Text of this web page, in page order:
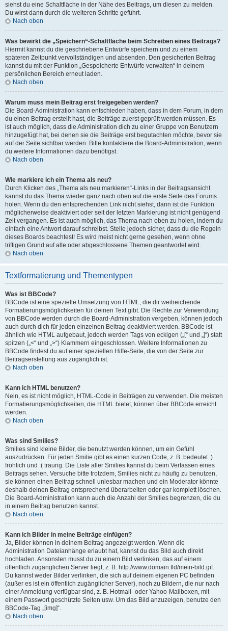
siehst du eine Schaltfläche in der Nähe des Beitrags, um diesen zu melden.
Du wirst dann durch die weiteren Schritte geführt.
Nach oben
Was bewirkt die „Speichern“-Schaltfläche beim Schreiben eines Beitrags?
Hiermit kannst du die geschriebene Entwürfe speichern und zu einem
späteren Zeitpunkt vervollständigen und absenden. Den gesicherten Beitrag
kannst du mit der Funktion „Gespeicherte Entwürfe verwalten“ in deinem
persönlichen Bereich erneut laden.
Nach oben
Warum muss mein Beitrag erst freigegeben werden?
Die Board-Administration kann entschieden haben, dass in dem Forum, in dem
du einen Beitrag erstellt hast, die Beiträge zuerst geprüft werden müssen. Es
ist auch möglich, dass die Administration dich zu einer Gruppe von Benutzern
hinzugefügt hat, bei denen sie die Beiträge erst begutachten möchte, bevor sie
auf der Seite sichtbar werden. Bitte kontaktiere die Board-Administration, wenn
du weitere Informationen dazu benötigst.
Nach oben
Wie markiere ich ein Thema als neu?
Durch Klicken des „Thema als neu markieren“-Links in der Beitragsansicht
kannst du das Thema wieder ganz nach oben auf die erste Seite des Forums
holen. Wenn du den entsprechenden Link nicht siehst, dann ist die Funktion
möglicherweise deaktiviert oder seit der letzten Markierung ist nicht genügend
Zeit vergangen. Es ist auch möglich, das Thema nach oben zu holen, indem du
einfach eine Antwort darauf schreibst. Stelle jedoch sicher, dass du die Regeln
dieses Boards beachtest! Es wird meist nicht gerne gesehen, wenn ohne
triftigen Grund auf alte oder abgeschlossene Themen geantwortet wird.
Nach oben
Textformatierung und Thementypen
Was ist BBCode?
BBCode ist eine spezielle Umsetzung von HTML, die dir weitreichende
Formatierungsmöglichkeiten für deinen Text gibt. Die Rechte zur Verwendung
von BBCode werden durch die Board-Administration vergeben, können jedoch
auch durch dich für jeden einzelnen Beitrag deaktiviert werden. BBCode ist
ähnlich wie HTML aufgebaut, jedoch werden Tags von eckigen („[“ und „]“) statt
spitzen („<“ und „>“) Klammern eingeschlossen. Weitere Informationen zu
BBCode findest du auf einer speziellen Hilfe-Seite, die von der Seite zur
Beitragserstellung aus zugänglich ist.
Nach oben
Kann ich HTML benutzen?
Nein, es ist nicht möglich, HTML-Code in Beiträgen zu verwenden. Die meisten
Formatierungsmöglichkeiten, die HTML bietet, können über BBCode erreicht
werden.
Nach oben
Was sind Smilies?
Smilies sind kleine Bilder, die benutzt werden können, um ein Gefühl
auszudrücken. Für jeden Smilie gibt es einen kurzen Code, z. B. bedeutet :)
fröhlich und :( traurig. Die Liste aller Smilies kannst du beim Verfassen eines
Beitrags sehen. Versuche bitte trotzdem, Smilies nicht zu häufig zu benutzen,
sie können einen Beitrag schnell unlesbar machen und ein Moderator könnte
deshalb deinen Beitrag entsprechend überarbeiten oder gar komplett löschen.
Die Board-Administration kann auch die Anzahl der Smilies begrenzen, die du
in einem Beitrag benutzen kannst.
Nach oben
Kann ich Bilder in meine Beiträge einfügen?
Ja, Bilder können in deinem Beitrag angezeigt werden. Wenn die
Administration Dateianhänge erlaubt hat, kannst du das Bild auch direkt
hochladen. Ansonsten musst du zu einem Bild verlinken, das auf einem
öffentlich zugänglichen Server liegt, z. B. http://www.domain.tld/mein-bild.gif.
Du kannst weder Bilder verlinken, die sich auf deinem eigenen PC befinden
(außer es ist ein öffentlich zugänglicher Server), noch zu Bildern, die nur nach
einer Anmeldung verfügbar sind, z. B. Hotmail- oder Yahoo-Mailboxen, mit
einem Passwort geschützte Seiten usw. Um das Bild anzuzeigen, benutze den
BBCode-Tag „[img]“.
Nach oben